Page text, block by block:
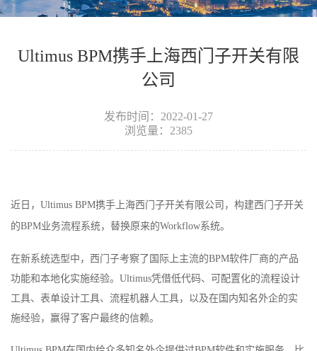
Ultimus BPM携手上海西门子开关有限
公司
发布时间：2022-01-27
浏览量：2385
近日， Ultimus BPM携手上海西门子开关有限公司，构建西门子开关
的BPM业务流程系统，替换原来的Workflow系统。
在新系统选型中，西门子考察了国际上主流的BPM软件厂商的产品
功能和本地化实施经验。Ultimus凭借低代码、可配置化的流程设计
工具、表单设计工具、流程机器人工具，以及在国内知名外企的实
施经验，赢得了客户最终的信赖。